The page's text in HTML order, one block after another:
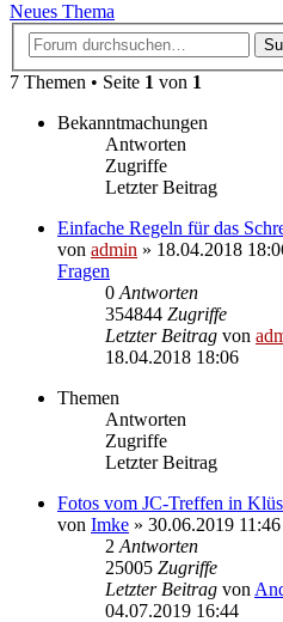
Neues Thema
7 Themen • Seite 1 von 1
Bekanntmachungen
Antworten
Zugriffe
Letzter Beitrag
Einfache Regeln für das
von admin » 18.04.2018
Fragen
0 Antworten
354844 Zugriffe
Letzter Beitrag von
18.04.2018 18:06
Themen
Antworten
Zugriffe
Letzter Beitrag
Fotos vom JC-Treffen in
von Imke » 30.06.2019 11:46
2 Antworten
25005 Zugriffe
Letzter Beitrag von
04.07.2019 16:44